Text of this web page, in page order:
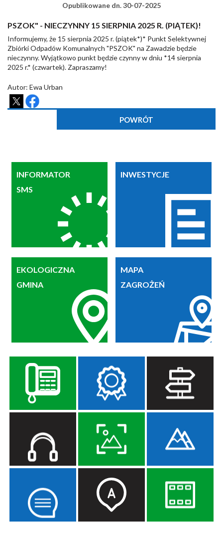
Opublikowane dn. 30-07-2025
PSZOK" - NIECZYNNY 15 SIERPNIA 2025 R. (PIĄTEK)!
Informujemy, że 15 sierpnia 2025 r. (piątek*)* Punkt Selektywnej
Zbiórki Odpadów Komunalnych "PSZOK" na Zawadzie będzie
nieczynny. Wyjątkowo punkt będzie czynny w dniu *14 sierpnia
2025 r.* (czwartek). Zapraszamy!
Autor: Ewa Urban
POWRÓT
INFORMATOR
SMS
INWESTYCJE
EKOLOGICZNA
GMINA
MAPA
ZAGROŻEŃ